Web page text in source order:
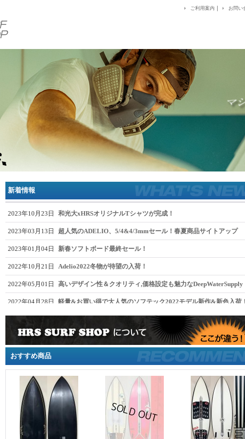
ご利用案内 ｜ お問い
新着情報
2023年10月23日 和光大xHRSオリジナルTシャツが完成！
2023年03月13日 超人気のADELIO、5/4&4/3mmセール！春夏商品サイトアップ
2023年01月04日 新春ソフトボード最終セール！
2022年10月21日 Adelio2022冬物が待望の入荷！
2022年05月01日 高いデザイン性＆クオリティ,価格設定も魅力なDeepWaterSupply
2022年04月28日 軽量&お買い得で大人気のソフテック2022モデル新作&新色入荷
2022年03月04日 JOISTIKプロ使用中古,hammo超特価新品ボード入荷！
2021年11月19日 大人気のADELIO、フード付他、フルスーツが待望の入荷！！
2021年10月09日 ソフトボードセール！キャッチサーフ、ソフテックも！！
2021年09月17日 deadkooksの2021リミテッドTeeが少数限定入荷！
おすすめ商品